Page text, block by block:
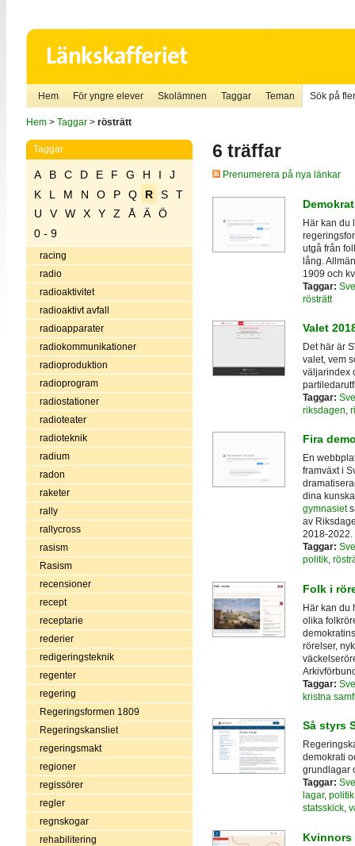
Hem För yngre elever Skolämnen Taggar Teman Sök på
Hem> Taggar> rösträtt
Taggar
A B C D E F G H I
J
K
L M N O P Q R S
T
U
V W X Y Z Å Ä
Ö
0 - 9
racing
radio
radioaktivitet
radioaktivt avfall
radioapparater
radiokommunikationer
radioproduktion
radioprogram
radiostationer
radioteater
radioteknik
radium
radon
raketer
rally
rallycross
rasism
Rasism
recensioner
recept
receptarie
rederier
redigeringsteknik
regenter
regering
Regeringsformen 1809
Regeringskansliet
regeringsmakt
regioner
regissörer
regler
regnskogar
rehabilitering
6 träffar
Prenumerera på nya länkar
Här kan du
utgå från
lång.
1909 och
Taggar:
rösträtt
Valet
Det här är
valet, vem
väljarindex
Taggar:
riksdagen,
Fira
En
framväxt i
dina
gymnasiet
av
2018-2022.
Taggar:
politik,
Folk i
Här kan du
olika
rörelser,
Taggar:
kristna
Så styrs
demokrati
grundlagar
Taggar:
lagar, politik
statsskick,
Kvinnors